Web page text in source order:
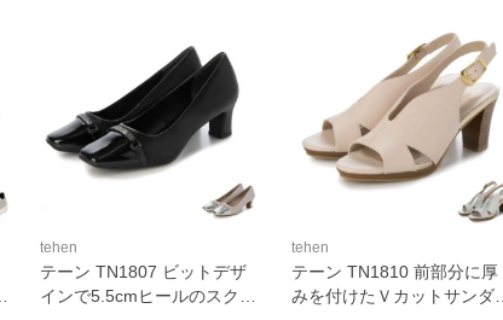
tehen
テーン TN1807 ビットデザ
インで5.5cmヒールのスクエ
tehen
テーン TN1810 前部分に厚
みを付けたＶカットサンダル